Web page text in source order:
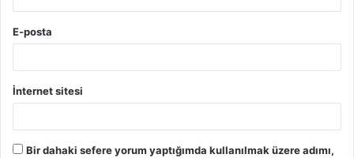
E-posta
İnternet sitesi
Bir dahaki sefere yorum yaptığımda kullanılmak üzere adımı,